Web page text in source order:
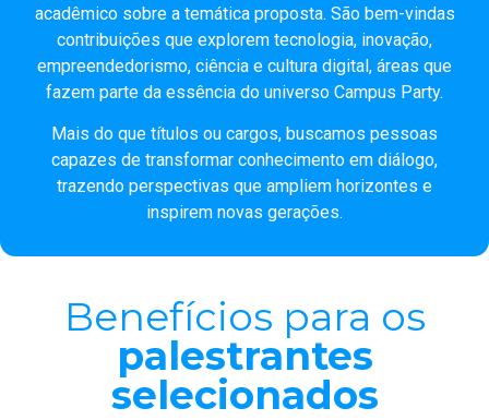
acadêmico sobre a temática proposta. São bem-vindas
contribuições que explorem tecnologia, inovação,
empreendedorismo, ciência e cultura digital, áreas que
fazem parte da essência do universo Campus Party.
Mais do que títulos ou cargos, buscamos pessoas
capazes de transformar conhecimento em diálogo,
trazendo perspectivas que ampliem horizontes e
inspirem novas gerações.
Benefícios para os
palestrantes
selecionados